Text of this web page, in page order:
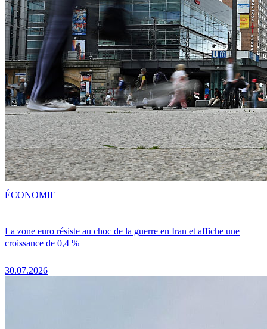
La zone euro résiste au choc de la guerre en Iran et affiche une
croissance de 0,4 %
30.07.2026
ÉCONOMIE